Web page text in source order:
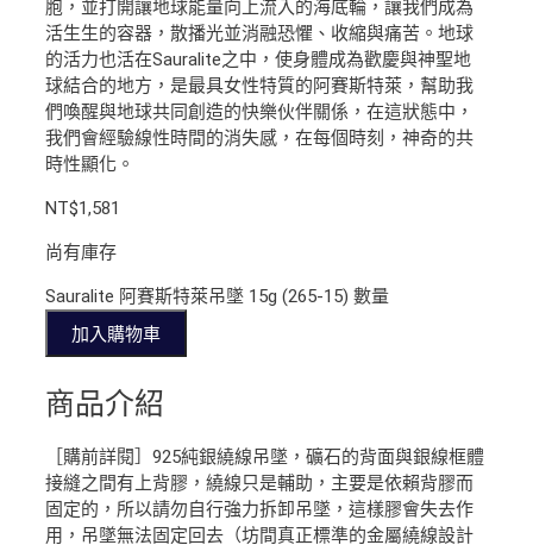
胞，並打開讓地球能量向上流入的海底輪，讓我們成為
活生生的容器，散播光並消融恐懼、收縮與痛苦。地球
的活力也活在Sauralite之中，使身體成為歡慶與神聖地
球結合的地方，是最具女性特質的阿賽斯特萊，幫助我
們喚醒與地球共同創造的快樂伙伴關係，在這狀態中，
我們會經驗線性時間的消失感，在每個時刻，神奇的共
時性顯化。
NT$1,581
尚有庫存
Sauralite 阿賽斯特萊吊墜 15g (265-15) 數量
加入購物車
商品介紹
［購前詳閱］925純銀繞線吊墜，礦石的背面與銀線框體
接縫之間有上背膠，繞線只是輔助，主要是依賴背膠而
固定的，所以請勿自行強力拆卸吊墜，這樣膠會失去作
用，吊墜無法固定回去（坊間真正標準的金屬繞線設計